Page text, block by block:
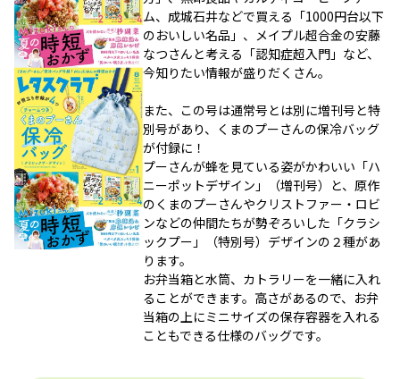
ム、成城石井などで買える「1000円台以下
のおいしい名品」、メイプル超合金の安藤
なつさんと考える「認知症超入門」など、
今知りたい情報が盛りだくさん。
また、この号は通常号とは別に増刊号と特
別号があり、くまのプーさんの保冷バッグ
が付録に！
プーさんが蜂を見ている姿がかわいい「ハ
ニーポットデザイン」（増刊号）と、原作
のくまのプーさんやクリストファー・ロビ
ンなどの仲間たちが勢ぞろいした「クラシ
ックプー」（特別号）デザインの２種があ
ります。
お弁当箱と水筒、カトラリーを一緒に入れ
ることができます。高さがあるので、お弁
当箱の上にミニサイズの保存容器を入れる
こともできる仕様のバッグです。